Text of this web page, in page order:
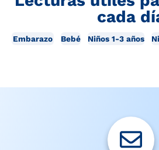
cada
Embarazo Bebé Niños 1-3 años